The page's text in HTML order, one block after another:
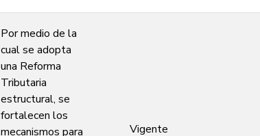
Por medio de la
cual se adopta
una Reforma
Tributaria
estructural, se
fortalecen los
mecanismos para
Vigente